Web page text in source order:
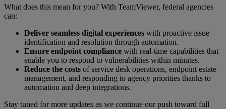
What does this mean for you? With TeamViewer, federal agencies
can:
Deliver seamless digital experiences with proactive issue
identification and resolution through automation.
Ensure endpoint compliance with real-time capabilities that
enable you to respond to vulnerabilities within minutes.
Reduce the costs of service desk operations, endpoint estate
management, and responding to agency priorities thanks to
automation and deep integrations.
Stay tuned for more updates as we continue our push toward full